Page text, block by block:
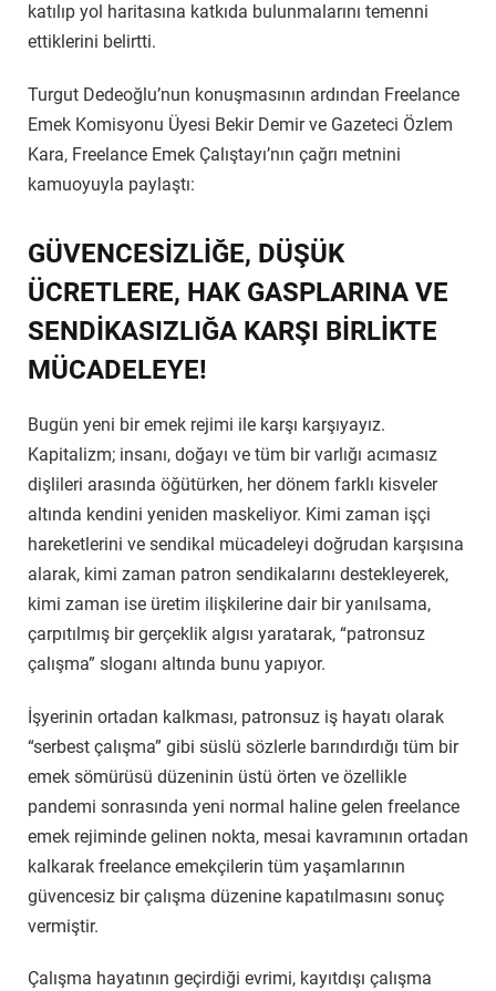
katılıp yol haritasına katkıda bulunmalarını temenni
ettiklerini belirtti.
Turgut Dedeoğlu’nun konuşmasının ardından Freelance
Emek Komisyonu Üyesi Bekir Demir ve Gazeteci Özlem
Kara, Freelance Emek Çalıştayı’nın çağrı metnini
kamuoyuyla paylaştı:
GÜVENCESİZLİĞE, DÜŞÜK
ÜCRETLERE, HAK GASPLARINA VE
SENDİKASIZLIĞA KARŞI BİRLİKTE
MÜCADELEYE!
Bugün yeni bir emek rejimi ile karşı karşıyayız.
Kapitalizm; insanı, doğayı ve tüm bir varlığı acımasız
dişlileri arasında öğütürken, her dönem farklı kisveler
altında kendini yeniden maskeliyor. Kimi zaman işçi
hareketlerini ve sendikal mücadeleyi doğrudan karşısına
alarak, kimi zaman patron sendikalarını destekleyerek,
kimi zaman ise üretim ilişkilerine dair bir yanılsama,
çarpıtılmış bir gerçeklik algısı yaratarak, “patronsuz
çalışma” sloganı altında bunu yapıyor.
İşyerinin ortadan kalkması, patronsuz iş hayatı olarak
“serbest çalışma” gibi süslü sözlerle barındırdığı tüm bir
emek sömürüsü düzeninin üstü örten ve özellikle
pandemi sonrasında yeni normal haline gelen freelance
emek rejiminde gelinen nokta, mesai kavramının ortadan
kalkarak freelance emekçilerin tüm yaşamlarının
güvencesiz bir çalışma düzenine kapatılmasını sonuç
vermiştir.
Çalışma hayatının geçirdiği evrimi, kayıtdışı çalışma